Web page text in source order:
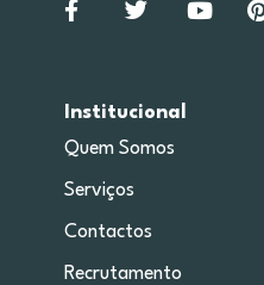
Institucional
Quem Somos
Serviços
Contactos
Recrutamento